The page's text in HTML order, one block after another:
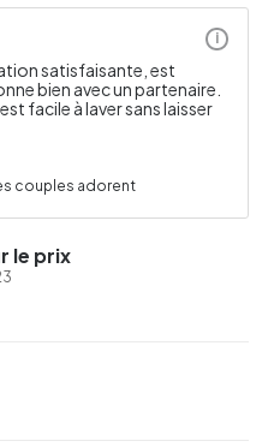
satisfaisante, est
bien avec un partenaire.
facile à laver sans laisser
couples adorent
i
le prix